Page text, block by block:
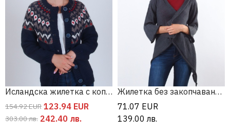
Исландска жилетка с копчета
154.92EUR 123.94 EUR
303.00лв. 242.40 лв.
Жилетка без закопчаване от мерино вълна
71.07 EUR
139.00 лв.